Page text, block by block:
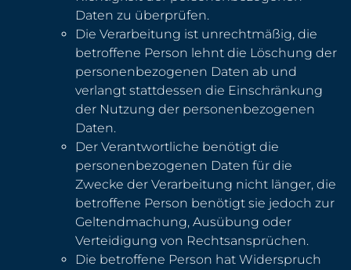
Daten zu überprüfen.
Die Verarbeitung ist unrechtmäßig, die
betroffene Person lehnt die Löschung der
personenbezogenen Daten ab und
verlangt stattdessen die Einschränkung
der Nutzung der personenbezogenen
Daten.
Der Verantwortliche benötigt die
personenbezogenen Daten für die
Zwecke der Verarbeitung nicht länger, die
betroffene Person benötigt sie jedoch zur
Geltendmachung, Ausübung oder
Verteidigung von Rechtsansprüchen.
Die betroffene Person hat Widerspruch